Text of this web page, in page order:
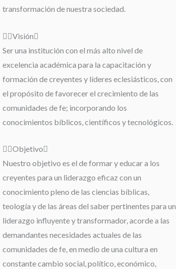
transformación de nuestra sociedad.
Visión
Ser una institución con el más alto nivel de
excelencia académica para la capacitación y
formación de creyentes y líderes eclesiásticos, con
el propósito de favorecer el crecimiento de las
comunidades de fe; incorporando los
conocimientos bíblicos, científicos y tecnológicos.
Objetivo
Nuestro objetivo es el de formar y educar a los
creyentes para un liderazgo eficaz con un
conocimiento pleno de las ciencias bíblicas,
teología y de las áreas del saber pertinentes para un
liderazgo influyente y transformador, acorde a las
demandantes necesidades actuales de las
comunidades de fe, en medio de una cultura en
constante cambio social, político, económico,